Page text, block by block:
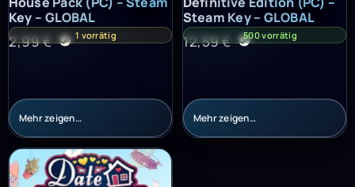
Key – GLOBAL
2,99€ 1 vorrätig
Mehr zeigen…
Steam Key – GLOBAL
12,59€ 500 vorrätig
Mehr zeigen…